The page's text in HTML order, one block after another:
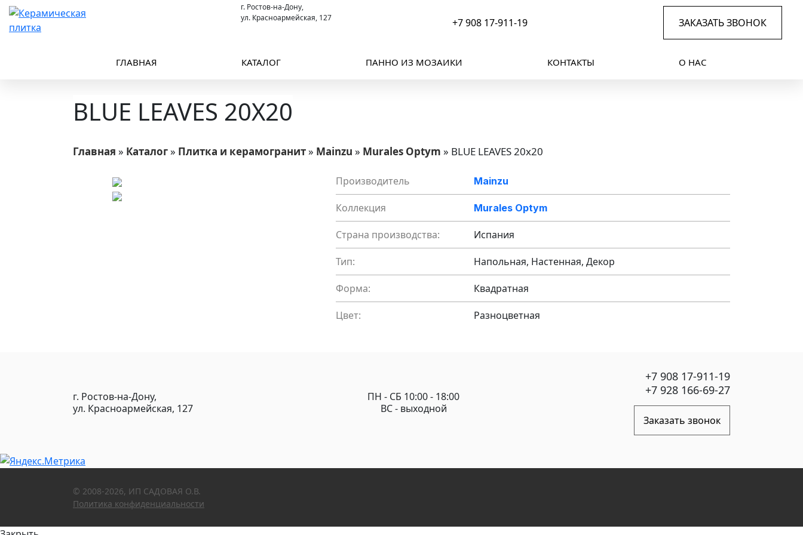
г. Ростов-на-Дону,
ул. Красноармейская, 127
ГЛАВНАЯ КАТАЛОГ ПАННО ИЗ МОЗАИКИ КОНТАКТЫ О НАС
+7 908 17-911-19 ЗАКАЗАТЬ ЗВОНОК
BLUE LEAVES 20X20
Главная » Каталог» Плитка и керамогранит» Mainzu » Murales Optym » BLUE LEAVES 20x20
Производитель Mainzu
Коллекция Murales Optym
Страна производства: Испания
Тип: Напольная, Настенная, Декор
Форма: Квадратная
Цвет: Разноцветная
г. Ростов-на-Дону,
ул. Красноармейская, 127
ПН - СБ 10:00 - 18:00
ВС - выходной
+7 908 17-911-19
+7 928 166-69-27
Заказать звонок
© 2008-2026, ИП САДОВАЯ О.В.
Политика конфиденциальности